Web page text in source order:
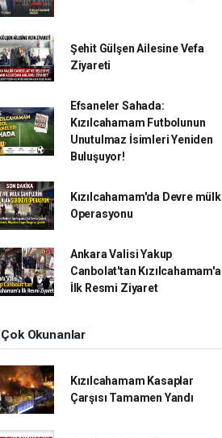
Şehit Gülşen Ailesine Vefa
Ziyareti
Efsaneler Sahada:
Kızılcahamam Futbolunun
Unutulmaz İsimleri Yeniden
Buluşuyor!
Kızılcahamam'da Devre mülk
Operasyonu
Ankara Valisi Yakup
Canbolat'tan Kızılcahamam'a
İlk Resmi Ziyaret
Çok Okunanlar
Kızılcahamam Kasaplar
Çarşısı Tamamen Yandı